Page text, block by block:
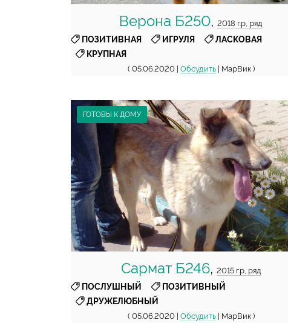
Верона Б250,2018 г.р, ряд
ПОЗИТИВНАЯ
ИГРУЛЯ ЛАСКОВАЯ
КРУПНАЯ
( 05.06.2020 | Обсудить| МарВик )
ГОТОВЫ К ДОМУ
Сармат Б246, 2015 г.р, ряд
ПОСЛУШНЫЙ
ПОЗИТИВНЫЙ
ДРУЖЕЛЮБНЫЙ
( 05.06.2020 | Обсудить| МарВик )